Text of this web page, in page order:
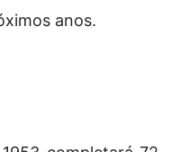
anos.